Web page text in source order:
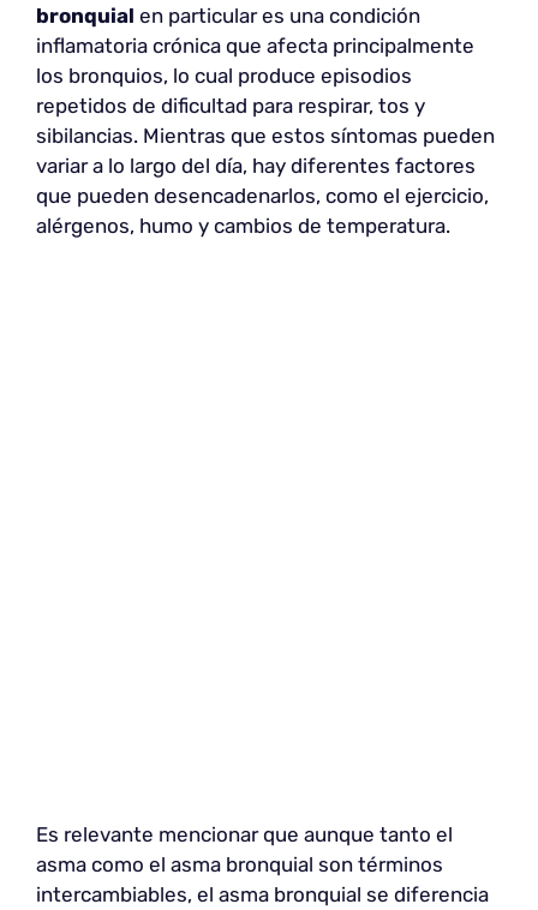
bronquial en particular es una condición
inflamatoria crónica que afecta principalmente
los bronquios, lo cual produce episodios
repetidos de dificultad para respirar, tos y
sibilancias. Mientras que estos síntomas pueden
variar a lo largo del día, hay diferentes factores
que pueden desencadenarlos, como el ejercicio,
alérgenos, humo y cambios de temperatura.
Es relevante mencionar que aunque tanto el
asma como el asma bronquial son términos
intercambiables, el asma bronquial se diferencia